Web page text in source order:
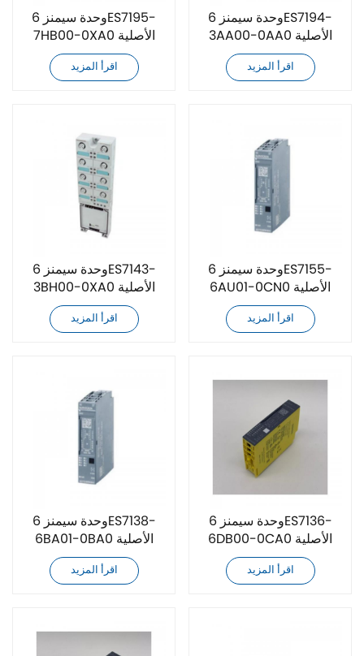
وحدة سيمنز 6ES7195-
7HB00-0XA0 الأصلية
الجديدة
اقرأ المزيد
وحدة سيمنز 6ES7194-
3AA00-0AA0 الأصلية
الجديدة
اقرأ المزيد
وحدة سيمنز 6ES7143-
3BH00-0XA0 الأصلية
الجديدة
اقرأ المزيد
وحدة سيمنز 6ES7155-
6AU01-0CN0 الأصلية
الجديدة
اقرأ المزيد
وحدة سيمنز 6ES7138-
6BA01-0BA0 الأصلية
الجديدة
اقرأ المزيد
وحدة سيمنز 6ES7136-
6DB00-0CA0 الأصلية
الجديدة
اقرأ المزيد